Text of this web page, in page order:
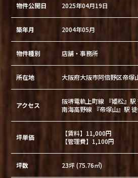
物件公開日 2025年04月19日
築年月 2004年05月
物件種別 店舗・事務所
所在地 大阪府大阪市阿倍野区帝塚
アクセス
阪堺電軌上町線 『姫松』駅
南海高野線 『帝塚山』駅
坪単価
【賃料】11,000円
【管理費】1,100円
坪数 23坪 (75.76㎡)